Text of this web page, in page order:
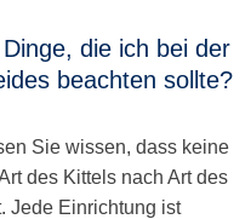
die ich bei der
beachten sollte?
Sie wissen, dass keine
des Kittels nach Art des
Jede Einrichtung ist